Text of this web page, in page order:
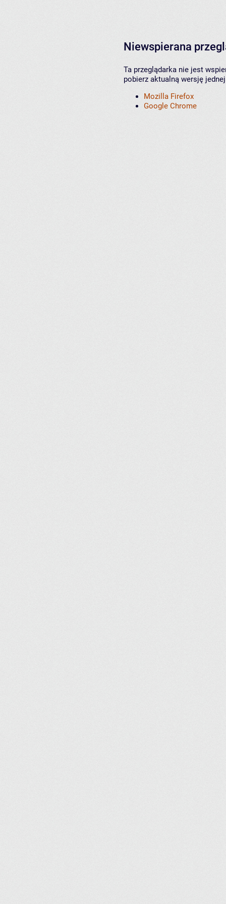
Niewspierana
Ta przeglądarka nie jest
pobierz aktualną wersję
Mozilla Firefox
Google Chrome